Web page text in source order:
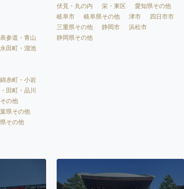
参道・青山
田町・溜池
糸町・小岩
田町・品川
の他
県その他
その他
伏見・丸の内
栄・東区
愛知県その他
岐阜市
岐阜県その他 津市
四日市市
三重県その他
静岡市
浜松市
静岡県その他